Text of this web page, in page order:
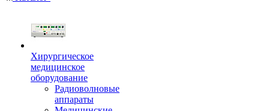
Хирургическое
медицинское
оборудование
Радиоволновые
аппараты